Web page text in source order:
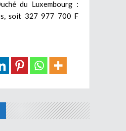
du Luxembourg :
soit 327 977 700 F